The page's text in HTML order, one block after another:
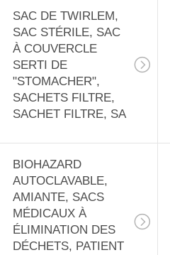
SAC DE TWIRLEM,
SAC STÉRILE, SAC
À COUVERCLE
SERTI DE
"STOMACHER",
SACHETS FILTRE,
SACHET FILTRE, SA
BIOHAZARD
AUTOCLAVABLE,
AMIANTE, SACS
MÉDICAUX À
ÉLIMINATION DES
DÉCHETS, PATIENT